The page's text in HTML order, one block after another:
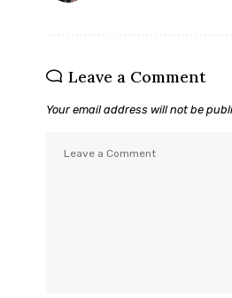
Leave a Comment
Your email address will not be